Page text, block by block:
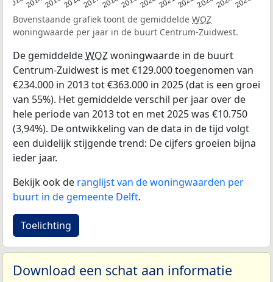
Bovenstaande grafiek toont de gemiddelde WOZ
woningwaarde per jaar in de buurt Centrum-Zuidwest.
De gemiddeldeWOZwoningwaarde in de buurt
Centrum-Zuidwest is met €129.000 toegenomen van
€234.000 in 2013 tot €363.000 in 2025 (dat is een groei
van 55%). Het gemiddelde verschil per jaar over de
hele periode van 2013 tot en met 2025 was €10.750
(3,94%). De ontwikkeling van de data in de tijd volgt
een duidelijk stijgende trend: De cijfers groeien bijna
ieder jaar.
Bekijk ook de ranglijst van de woningwaarden per
buurt in de gemeente Delft.
Toelichting
Download een schat aan informatie